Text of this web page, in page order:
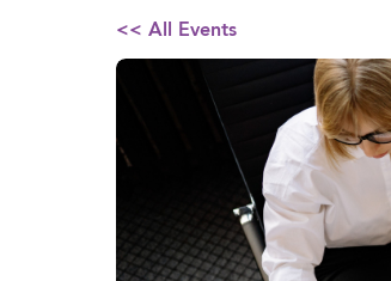
<< All Events